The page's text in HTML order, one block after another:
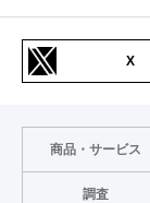
X
商品・サービス
調査